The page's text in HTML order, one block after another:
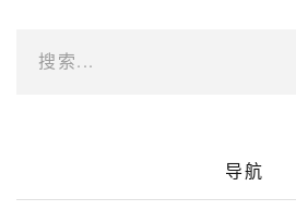
搜索...
导航